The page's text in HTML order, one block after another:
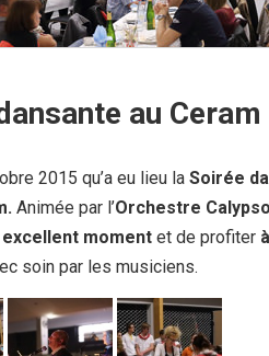
au
2015 qu’a eu lieu la Soirée
Animée par l’Orchestre Calypso
excellent moment et de profiter
soin par les musiciens.